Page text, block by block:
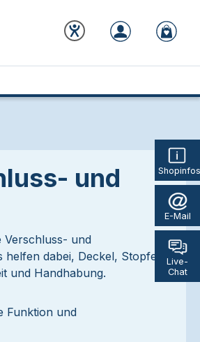
E-Mail
Live-
Chat
und
Verschluss- und
dabei, Deckel, Stopfen
und Handhabung.
Funktion und